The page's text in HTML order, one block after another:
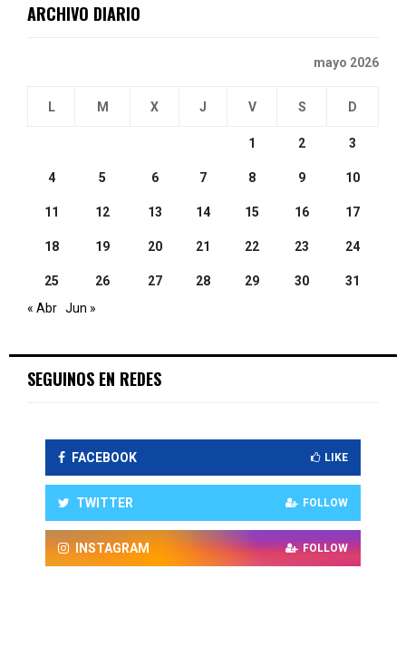
ARCHIVO DIARIO
mayo 2026
L M X J V S D
1 2 3
4 5 6 7 8 9 10
11 12 13 14 15 16 17
18 19 20 21 22 23 24
25 26 27 28 29 30
31
« Abr Jun »
SEGUINOS EN REDES
FACEBOOK LIKE
TWITTER FOLLOW
INSTAGRAM FOLLOW